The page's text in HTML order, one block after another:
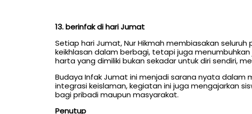
13. berinfak di hari Jumat
Setiap hari Jumat, Nur Hikmah membiasakan
keikhlasan dalam berbagi, tetapi juga
harta yang dimiliki bukan sekadar untuk diri sendiri,
Budaya Infak Jumat ini menjadi sarana nyata dalam
integrasi keislaman, kegiatan ini juga mengajarkan
bagi pribadi maupun masyarakat.
Penutup